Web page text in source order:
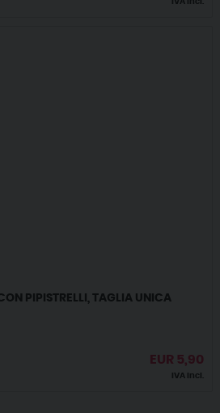
PIPISTRELLI, TAGLIA UNICA
EUR 5,90
IVA incl.